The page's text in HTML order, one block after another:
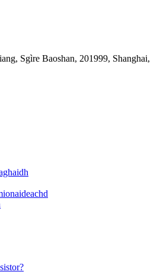
Sgìre Baoshan, 201999, Shanghai,